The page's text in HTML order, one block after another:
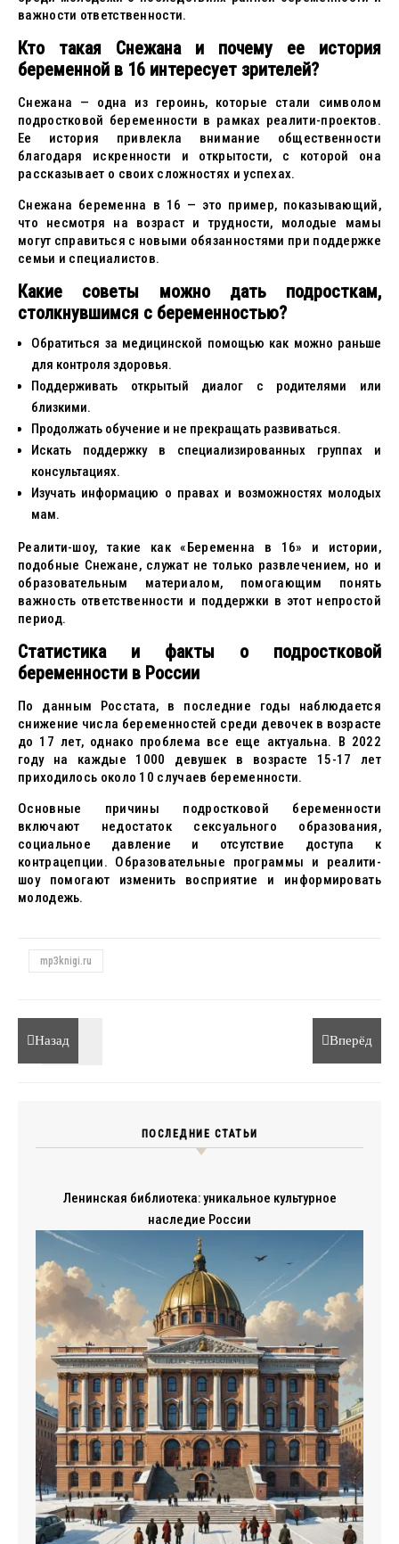
важности ответственности.
Кто такая Снежана и почему ее история
беременной в 16 интересует зрителей?
Снежана — одна из героинь, которые стали символом
подростковой беременности в рамках реалити-проектов.
Ее история привлекла внимание общественности
благодаря искренности и открытости, с которой она
рассказывает о своих сложностях и успехах.
Снежана беременна в 16 — это пример, показывающий,
что несмотря на возраст и трудности, молодые мамы
могут справиться с новыми обязанностями при поддержке
семьи и специалистов.
Какие советы можно дать подросткам,
столкнувшимся с беременностью?
Обратиться за медицинской помощью как можно раньше
для контроля здоровья.
Поддерживать открытый диалог с родителями или
близкими.
Продолжать обучение и не прекращать развиваться.
Искать поддержку в специализированных группах и
консультациях.
Изучать информацию о правах и возможностях молодых
мам.
Реалити-шоу, такие как «Беременна в 16» и истории,
подобные Снежане, служат не только развлечением, но и
образовательным материалом, помогающим понять
важность ответственности и поддержки в этот непростой
период.
Статистика и факты о подростковой
беременности в России
По данным Росстата, в последние годы наблюдается
снижение числа беременностей среди девочек в возрасте
до 17 лет, однако проблема все еще актуальна. В 2022
году на каждые 1000 девушек в возрасте 15-17 лет
приходилось около 10 случаев беременности.
Основные причины подростковой беременности
включают недостаток сексуального образования,
социальное давление и отсутствие доступа к
контрацепции. Образовательные программы и реалити-
шоу помогают изменить восприятие и информировать
молодежь.
mp3knigi.ru
Назад Вперёд
ПОСЛЕДНИЕ СТАТЬИ
Ленинская библиотека: уникальное культурное
наследие России